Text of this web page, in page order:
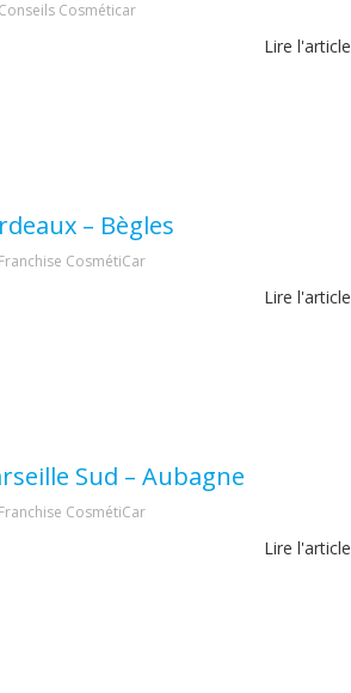
Conseils Cosméticar
Lire l'article
– Bègles
Franchise CosmétiCar
Lire l'article
Sud – Aubagne
Franchise CosmétiCar
Lire l'article